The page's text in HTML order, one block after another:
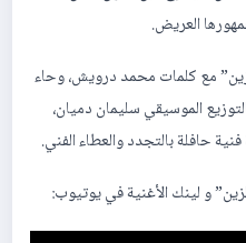
العريض.
مع كلمات محمد درويش، وحاء
الموسيقي سليمان دميان،
حافلة بالتجدد والعطاء الفني.
و لينك الأغنية في يوتيوب: